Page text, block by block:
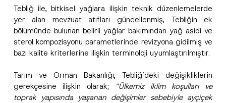
Tebliğ ile, bitkisel yağlara ilişkin teknik düzenlemelerde
yer alan mevzuat atıfları güncellenmiş, Tebliğin ek
bölümünde bulunan belirli yağlar bakımından yağ asidi ve
sterol kompozisyonu parametlerinde revizyona gidilmiş ve
bazı kalite kriterlerine ilişkin terminoloji uyumlaştırılmıştır.
Tarım ve Orman Bakanlığı, Tebliğ’deki değişikliklerin
gerekçesine ilişkin olarak; “Ülkemiz iklim koşulları ve
toprak yapısında yaşanan değişimler sebebiyle ayçiçek